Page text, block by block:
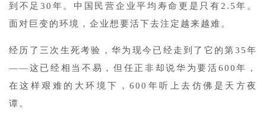
到不足30年。中国民营企业平均寿命更是只有2.5年。
面对巨变的环境，企业想要活下去注定越来越难。
经历了三次生死考验，华为现今已经走到了它的第35年
——这已经相当不易，但任正非却说华为要活600年，
在这样艰难的大环境下，600年听上去仿佛是天方夜
谭。